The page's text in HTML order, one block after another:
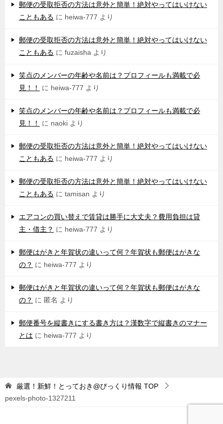
郵便の受取拒否の方法は意外と簡単！絶対やってはいけない
こともある に heiwa-777 より
郵便の受取拒否の方法は意外と簡単！絶対やってはいけない
こともある に fuzaisha より
笑点のメンバーの年齢や名前は？プロフィールも満載で必
見！！
に heiwa-777 より
笑点のメンバーの年齢や名前は？プロフィールも満載で必
見！！
に naoki より
郵便の受取拒否の方法は意外と簡単！絶対やってはいけない
こともある に heiwa-777 より
郵便の受取拒否の方法は意外と簡単！絶対やってはいけない
こともある に tamisan より
エアコンの買い替えで賃貸は勝手に大丈夫？費用負担は貸
主・借主？ に heiwa-777 より
郵便はがきと年賀状の違いって何？年賀状も郵便はがきな
の？ に heiwa-777 より
郵便はがきと年賀状の違いって何？年賀状も郵便はがきな
の？ に 匿名 より
郵便番号を縦書きにする書き方は？漢数字で縦書きのマナー
とは に heiwa-777 より
厳選！新鮮！とっておき@びっくり情報 TOP
pexels-photo-1327211